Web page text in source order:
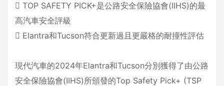
 TOP SAFETY PICK+是公路安全保險協會(IIHS)的最
高汽車安全評級
 Elantra和Tucson符合更新過且更嚴格的耐撞性評估
現代汽車的2024年Elantra和Tucson分別獲得了由公路
安全保險協會(IIHS)所頒發的Top Safety Pick+ (TSP
o